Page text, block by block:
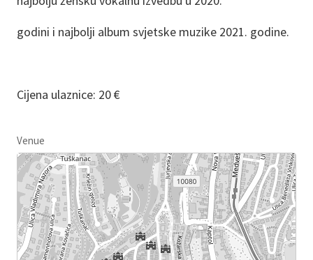
godini i najbolji album svjetske muzike 2021. godine.
Cijena ulaznice: 20 €
Venue